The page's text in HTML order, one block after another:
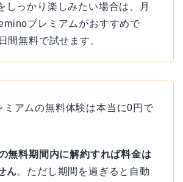
しっかり楽しみたい場合は、月
プレミアムがおすすめで
間無料で試せます。
アムの無料体験は本当に0円で
無料期間内に解約すれば料金は
ん。ただし期間を過ぎると自動